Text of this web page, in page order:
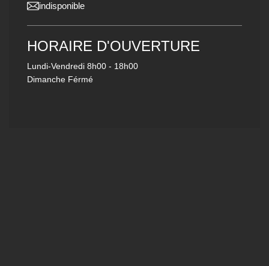
indisponible
HORAIRE D'OUVERTURE
Lundi-Vendredi 8h00 - 18h00
Dimanche Férmé